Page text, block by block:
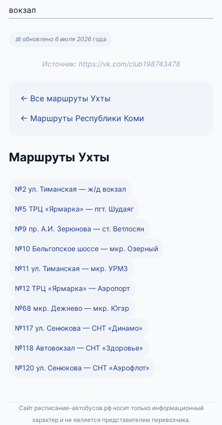
вокзал
📅 обновлено 6 июля 2026 года
Источник: https://vk.com/club198743478
← Все маршруты Ухты
← Маршруты Республики Коми
Маршруты Ухты
№2 ул. Тиманская — ж/д вокзал
№5 ТРЦ «Ярмарка» — пгт. Шудаяг
№9 пр. А.И. Зерюнова — ст. Ветлосян
№10 Бельгопское шоссе — мкр. Озерный
№11 ул. Тиманская — мкр. УРМЗ
№12 ТРЦ «Ярмарка» — Аэропорт
№68 мкр. Дежнево — мкр. Югэр
№117 ул. Сенюкова — СНТ «Динамо»
№118 Автовокзал — СНТ «Здоровье»
№120 ул. Сенюкова — СНТ «Аэрофлот»
Сайт расписание-автобусов.рф носит только информационный
характер и не является представителем перевозчика.